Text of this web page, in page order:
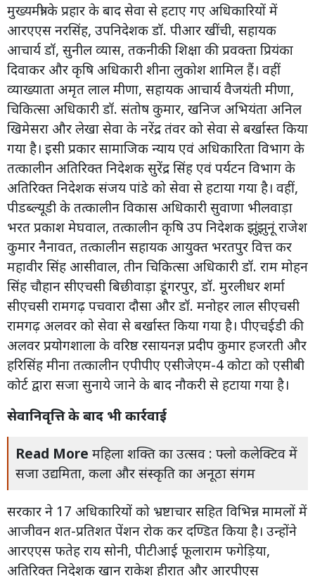
मुख्यमंत्री के प्रहार के बाद सेवा से हटाए गए अधिकारियों में
आरएएस नरसिंह, उपनिदेशक डॉ. पीआर खींची, सहायक
आचार्य डॉ, सुनील व्यास, तकनीकी शिक्षा की प्रवक्ता प्रियंका
दिवाकर और कृषि अधिकारी शीना लुकोश शामिल हैं। वहीं
व्याख्याता अमृत लाल मीणा, सहायक आचार्य वैजयंती मीणा,
चिकित्सा अधिकारी डॉ. संतोष कुमार, खनिज अभियंता अनिल
खिमेसरा और लेखा सेवा के नरेंद्र तंवर को सेवा से बर्खास्त किया
गया है। इसी प्रकार सामाजिक न्याय एवं अधिकारिता विभाग के
तत्कालीन अतिरिक्त निदेशक सुरेंद्र सिंह एवं पर्यटन विभाग के
अतिरिक्त निदेशक संजय पांडे को सेवा से हटाया गया है। वहीं,
पीडब्ल्यूडी के तत्कालीन विकास अधिकारी सुवाणा भीलवाड़ा
भरत प्रकाश मेघवाल, तत्कालीन कृषि उप निदेशक झुंझुनूं राजेश
कुमार नैनावत, तत्कालीन सहायक आयुक्त भरतपुर वित्त कर
महावीर सिंह आसीवाल, तीन चिकित्सा अधिकारी डॉ. राम मोहन
सिंह चौहान सीएचसी बिछीवाड़ा डूंगरपुर, डॉ. मुरलीधर शर्मा
सीएचसी रामगढ़ पचवारा दौसा और डॉ. मनोहर लाल सीएचसी
रामगढ़ अलवर को सेवा से बर्खास्त किया गया है। पीएचईडी की
अलवर प्रयोगशाला के वरिष्ठ रसायनज्ञ प्रदीप कुमार हजरती और
हरिसिंह मीना तत्कालीन एपीपीए एसीजेएम-4 कोटा को एसीबी
कोर्ट द्वारा सजा सुनाये जाने के बाद नौकरी से हटाया गया है।
सेवानिवृत्ति के बाद भी कार्रवाई
Read More महिला शक्ति का उत्सव : फ्लो कलेक्टिव में
सजा उद्यमिता, कला और संस्कृति का अनूठा संगम
सरकार ने 17 अधिकारियों को भ्रष्टाचार सहित विभिन्न मामलों में
आजीवन शत-प्रतिशत पेंशन रोक कर दण्डित किया है। उन्होंने
आरएएस फतेह राय सोनी, पीटीआई फूलाराम फगेड़िया,
अतिरिक्त निदेशक खान राकेश हीरात और आरपीएस